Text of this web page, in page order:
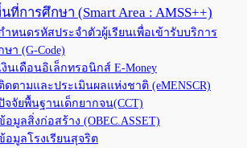
ที่การศึกษา (Smart Area : AMSS++)
ำหนดรหัสประจำตัวผู้เรียนเพื่อเข้ารับบริการ
า (G-Code)
งินเดือนอิเล็กทรอนิกส์ E-Money
ดตามและประเมินผลแห่งชาติ (eMENSCR)
จจัยพื้นฐานเด็กยากจน(CCT)
อมูลสิ่งก่อสร้าง (OBEC.ASSET)
อมูลโรงเรียนสุจริต